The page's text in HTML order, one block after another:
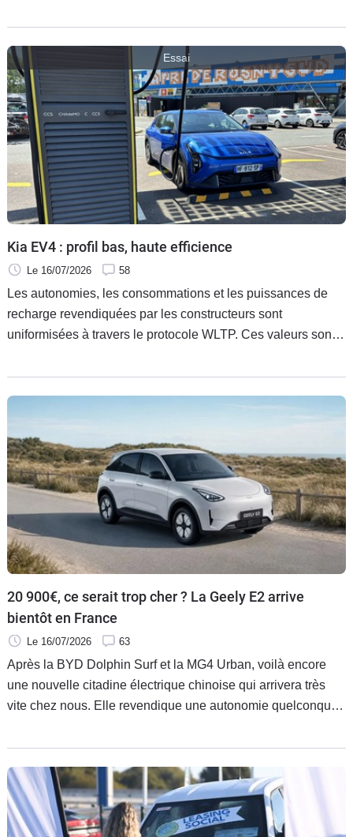
une nette différence. Mais sur l’ensemble d’un cycle de vie
véhicules, le matche entre le pragmatisme à la française et
le bigbang électrique britannique, s’avère plus serré qu’il n’y
paraît. Décryptage.
Essai
Kia EV4 : profil bas, haute efficience
Le 16/07/2026 58
Les autonomies, les consommations et les puissances de
recharge revendiquées par les constructeurs sont
uniformisées à travers le protocole WLTP. Ces valeurs sont
quotidien. Caradisiac vous propose ses propres mesures
réalisées en conditions réelles. À l'essai aujourd'hui : la Kia
EV4 58 kWh (204 ch) en finition Air.
20 900€, ce serait trop cher ? La Geely E2 arrive
bientôt en France
Le 16/07/2026 63
Après la BYD Dolphin Surf et la MG4 Urban, voilà encore
une nouvelle citadine électrique chinoise qui arrivera très
vite chez nous. Elle revendique une autonomie quelconque